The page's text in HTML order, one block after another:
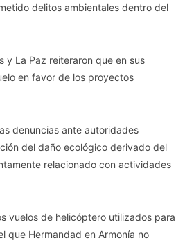
delitos ambientales dentro del
y La Paz reiteraron que en sus
en favor de los proyectos
denuncias ante autoridades
del daño ecológico derivado del
relacionado con actividades
vuelos de helicóptero utilizados para
que Hermandad en Armonía no